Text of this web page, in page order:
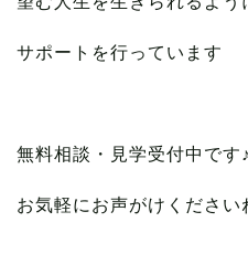
サポートを行っています
無料相談・見学受付中です♪
お気軽にお声がけくださ